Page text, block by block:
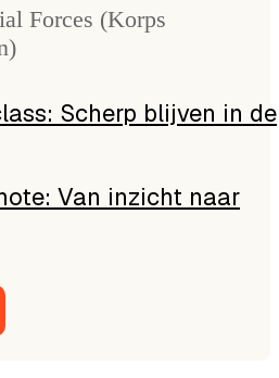
Forces (Korps
Scherp blijven in de
Van inzicht naar